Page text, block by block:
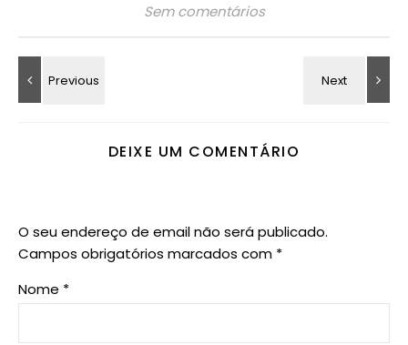
Sem comentários
DEIXE UM COMENTÁRIO
O seu endereço de email não será publicado.
Campos obrigatórios marcados com *
Nome *